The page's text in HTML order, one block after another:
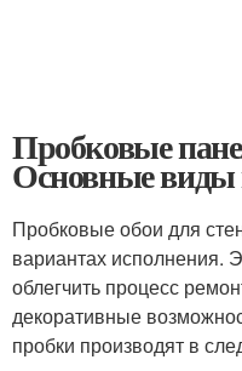
Пробковые
Основные виды
Пробковые обои для
вариантах исполнения.
облегчить процесс
декоративные
пробки производят в